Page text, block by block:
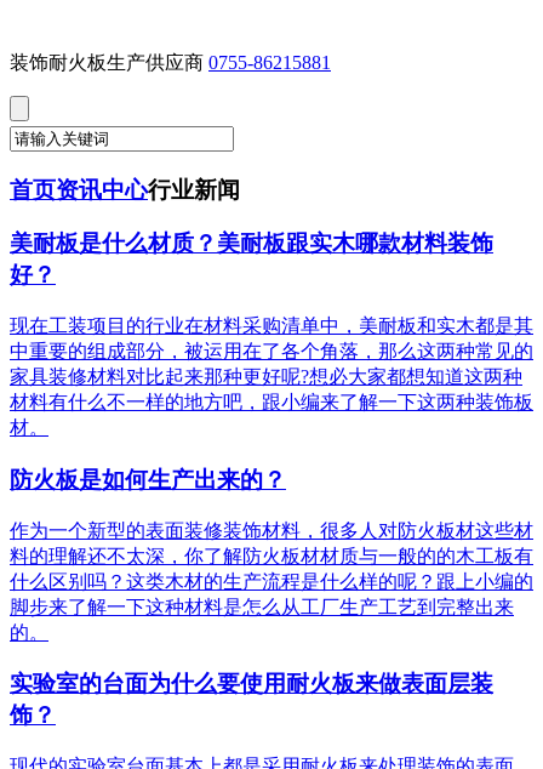
装饰耐火板生产供应商 0755-86215881
首页资讯中心行业新闻
美耐板是什么材质？美耐板跟实木哪款材料装饰
好？
现在工装项目的行业在材料采购清单中，美耐板和实木都是其
中重要的组成部分，被运用在了各个角落，那么这两种常见的
家具装修材料对比起来那种更好呢?想必大家都想知道这两种
材料有什么不一样的地方吧，跟小编来了解一下这两种装饰板
材。
防火板是如何生产出来的？
作为一个新型的表面装修装饰材料，很多人对防火板材这些材
料的理解还不太深，你了解防火板材材质与一般的的木工板有
什么区别吗？这类木材的生产流程是什么样的呢？跟上小编的
脚步来了解一下这种材料是怎么从工厂生产工艺到完整出来
的。
实验室的台面为什么要使用耐火板来做表面层装
饰？